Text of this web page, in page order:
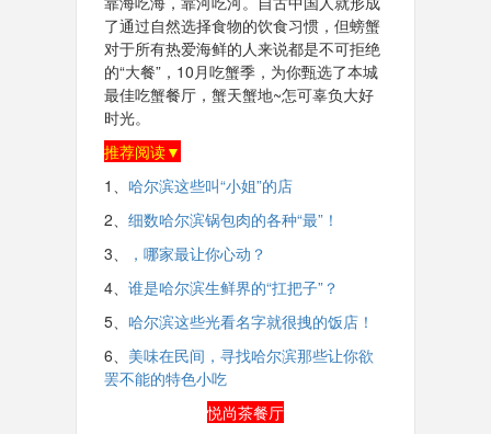
了通过自然选择食物的饮食习惯，但螃蟹
对于所有热爱海鲜的人来说都是不可拒绝
的“大餐”，10月吃蟹季，为你甄选了本城
最佳吃蟹餐厅，蟹天蟹地~怎可辜负大好
时光。
推荐阅读▼
1、 哈尔滨这些叫“小姐”的店
2、 细数哈尔滨锅包肉的各种“最”！
3、
，哪家最让你心动？
4、 谁是哈尔滨生鲜界的“扛把子”？
5、 哈尔滨这些光看名字就很拽的饭店！
6、 美味在民间，寻找哈尔滨那些让你欲
罢不能的特色小吃
悦尚茶餐厅